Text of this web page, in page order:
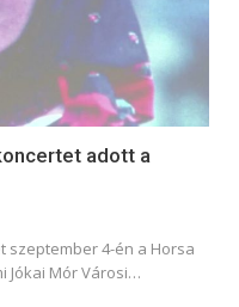
adott a
szeptember 4-én a Horsa
Jókai Mór Városi…